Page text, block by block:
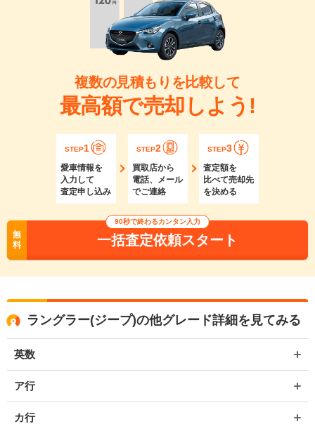
複数の見積もりを比較して
最高額で売却しよう!
STEP1
愛車情報を
入力して
査定申し込み
STEP2
買取店から
電話、メール
でご連絡
STEP3
査定額を
比べて売却先
を決める
無
料
90秒で終わるカンタン入力
一括査定依頼スタート
ラングラー(ジープ)の他グレード詳細を見てみる
英数
ア行
カ行